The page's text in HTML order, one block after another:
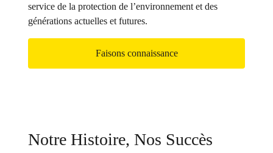
service de la protection de l’environnement et des
générations actuelles et futures.
Faisons connaissance
Notre Histoire, Nos Succès